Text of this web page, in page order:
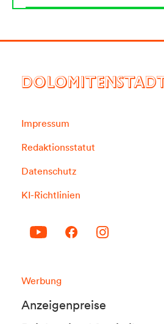
DOLOMITENSTADT
Impressum
Redaktionsstatut
Datenschutz
KI-Richtlinien
Werbung
Anzeigenpreise